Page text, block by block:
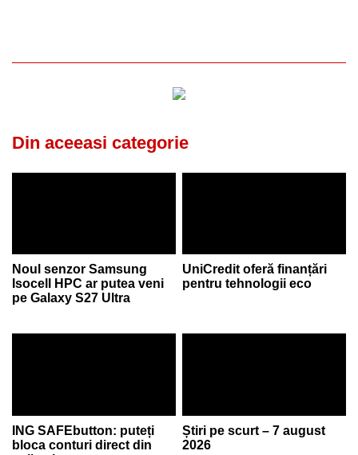
Din aceeasi categorie
Noul senzor Samsung
Isocell HPC ar putea veni
pe Galaxy S27 Ultra
UniCredit oferă finanțări
pentru tehnologii eco
ING SAFEbutton: puteți
bloca conturi direct din
Știri pe scurt – 7 august
2026